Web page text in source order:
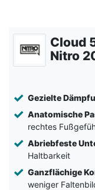
Cloud
Nitro
Gezielte
Anatomische
rechtes
Abriebfeste
Haltbarkeit
Ganzflächige
weniger